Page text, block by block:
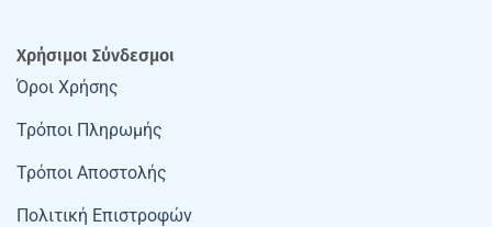
Χρήσιμοι Σύνδεσμοι
Όροι Χρήσης
Τρόποι Πληρωμής
Τρόποι Αποστολής
Πολιτική Επιστροφών